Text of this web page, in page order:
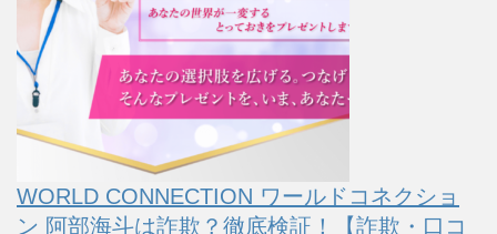
WORLD CONNECTION ワールドコネクショ
ン 阿部海斗は詐欺？徹底検証！【詐欺・口コ